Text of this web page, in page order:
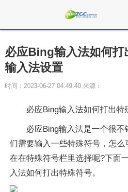
必应Bing输入法如何打
输入法设置
时间：2023-06-27 04:49:40 来源：
必应Bing输入法如何打出特
必应Bing输入法是一个很不
们需要输入一些特殊符号，怎
在在特殊符号栏里选择呢?下面
入法如何打出特殊符号。